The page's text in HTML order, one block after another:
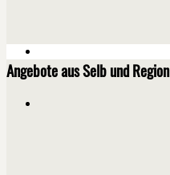
Angebote aus Selb und Region